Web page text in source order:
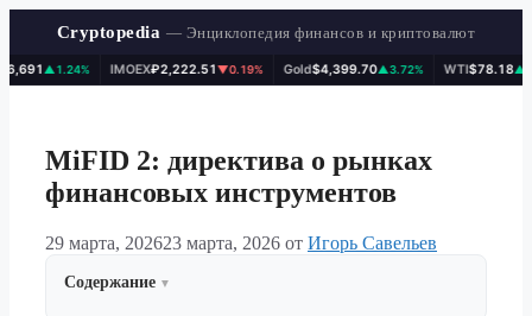
Cryptopedia — Энциклопедия финансов и криптовалют
IMOEX ₽2,222.51▼0.19% Gold$4,399.70▲3.72% WTI$78.18▲1.15%
MiFID 2: директива о рынках
финансовых инструментов
29 марта, 202623 марта, 2026 от Игорь Савельев
Содержание